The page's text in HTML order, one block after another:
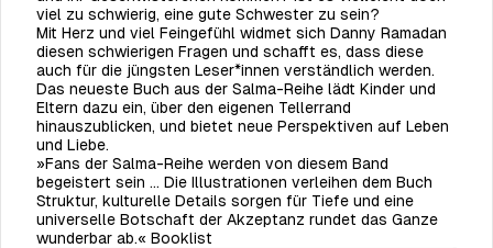
viel zu schwierig, eine gute Schwester zu sein?
Mit Herz und viel Feingefühl widmet sich Danny Ramadan
diesen schwierigen Fragen und schafft es, dass diese
auch für die jüngsten Leser*innen verständlich werden.
Das neueste Buch aus der Salma-Reihe lädt Kinder und
Eltern dazu ein, über den eigenen Tellerrand
hinauszublicken, und bietet neue Perspektiven auf Leben
und Liebe.
»Fans der Salma-Reihe werden von diesem Band
begeistert sein … Die Illustrationen verleihen dem Buch
Struktur, kulturelle Details sorgen für Tiefe und eine
universelle Botschaft der Akzeptanz rundet das Ganze
wunderbar ab.« Booklist